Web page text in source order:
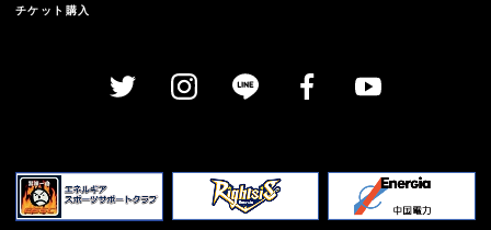
チケット購入